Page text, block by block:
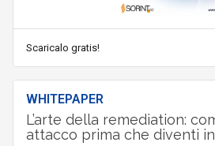
Scaricalo gratis!
WHITEPAPER
L’arte della remediation:
attacco prima che diventi